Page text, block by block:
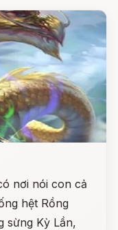
nơi nói con cả
hệt Rồng
sừng Kỳ Lần,